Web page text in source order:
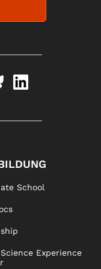
School
Science Experience